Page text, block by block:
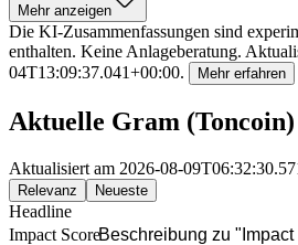
Mehr anzeigen
Die KI-Zusammenfassungen sind
enthalten. Keine Anlageberatung.
04T13:09:37.041+00:00. Mehr erfahren
Aktuelle Gram (Toncoin)
Aktualisiert am 2026-08-
Relevanz Neueste
Headline
Impact ScoreBeschreibung zu